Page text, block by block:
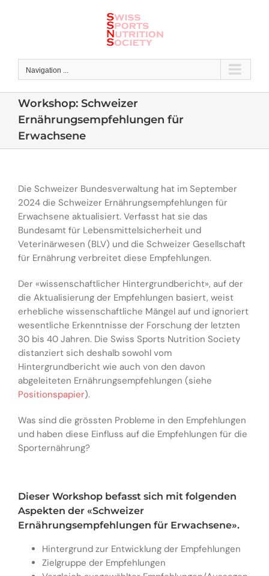
Navigation ...
Workshop: Schweizer
Ernährungsempfehlungen für
Erwachsene
Die Schweizer Bundesverwaltung hat im September
2024 die Schweizer Ernährungsempfehlungen für
Erwachsene aktualisiert. Verfasst hat sie das
Bundesamt für Lebensmittelsicherheit und
Veterinärwesen (BLV) und die Schweizer Gesellschaft
für Ernährung verbreitet diese Empfehlungen.
Der «wissenschaftlicher Hintergrundbericht», auf der
die Aktualisierung der Empfehlungen basiert, weist
erhebliche wissenschaftliche Mängel auf und ignoriert
wesentliche Erkenntnisse der Forschung der letzten
30 bis 40 Jahren. Die Swiss Sports Nutrition Society
distanziert sich deshalb sowohl vom
Hintergrundbericht wie auch von den davon
abgeleiteten Ernährungsempfehlungen (siehe
Positionspapier).
Was sind die grössten Probleme in den Empfehlungen
und haben diese Einfluss auf die Empfehlungen für die
Sporternährung?
Dieser Workshop befasst sich mit folgenden
Aspekten der «Schweizer
Ernährungsempfehlungen für Erwachsene».
Hintergrund zur Entwicklung der Empfehlungen
Zielgruppe der Empfehlungen